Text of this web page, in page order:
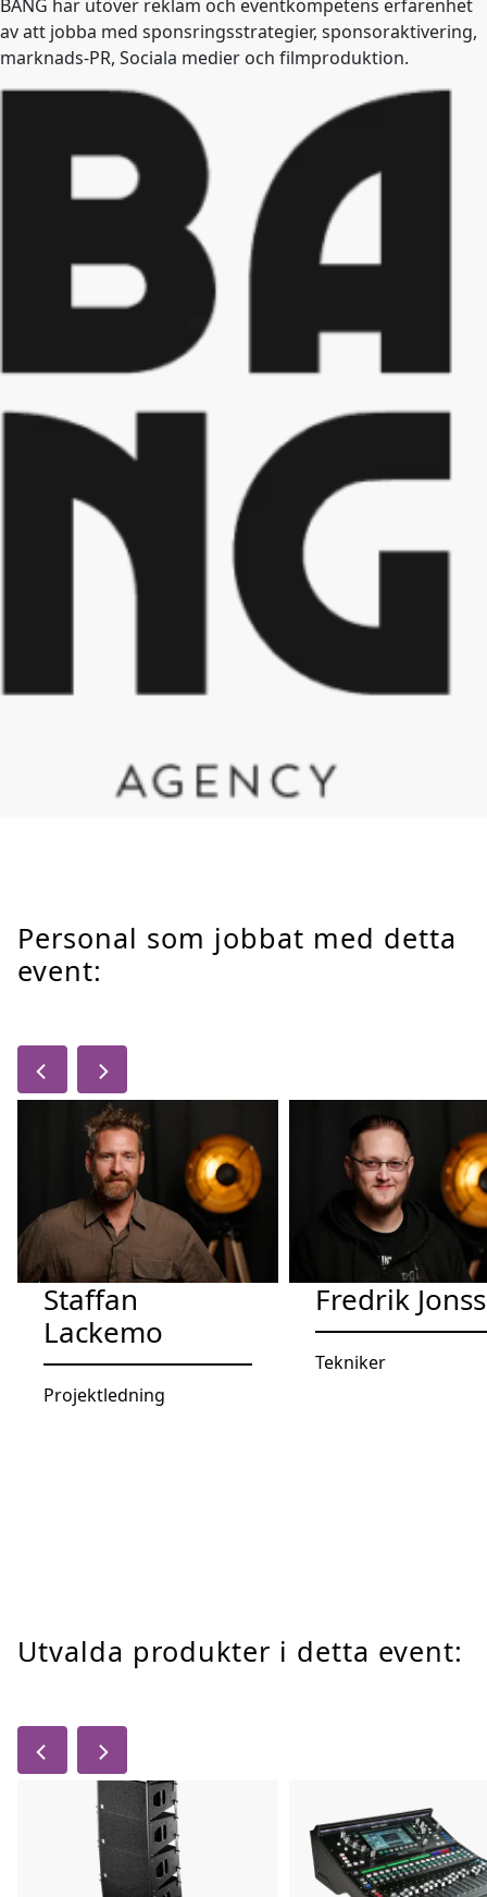
BANG har utöver reklam och eventkompetens erfarenhet
av att jobba med sponsringsstrategier, sponsoraktivering,
marknads-PR, Sociala medier och filmproduktion.
Personal som jobbat med detta
event:
Staffan
Lackemo
Projektledning
Fredrik
Tekniker
Utvalda produkter i detta event: